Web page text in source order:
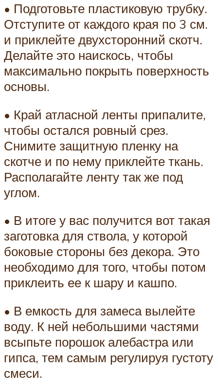
• Подготовьте пластиковую трубку.
Отступите от каждого края по 3 см.
и приклейте двухсторонний скотч.
Делайте это наискось, чтобы
максимально покрыть поверхность
основы.
• Край атласной ленты припалите,
чтобы остался ровный срез.
Снимите защитную пленку на
скотче и по нему приклейте ткань.
Располагайте ленту так же под
углом.
• В итоге у вас получится вот такая
заготовка для ствола, у которой
боковые стороны без декора. Это
необходимо для того, чтобы потом
приклеить ее к шару и кашпо.
• В емкость для замеса вылейте
воду. К ней небольшими частями
всыпьте порошок алебастра или
гипса, тем самым регулируя густоту
смеси.